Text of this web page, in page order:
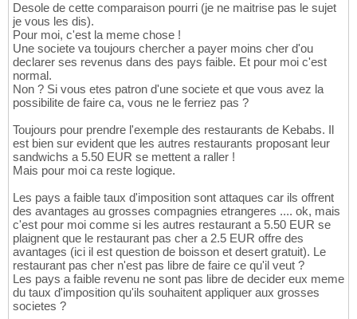
Desole de cette comparaison pourri (je ne maitrise pas le sujet
je vous les dis).
Pour moi, c'est la meme chose !
Une societe va toujours chercher a payer moins cher d'ou
declarer ses revenus dans des pays faible. Et pour moi c'est
normal.
Non ? Si vous etes patron d'une societe et que vous avez la
possibilite de faire ca, vous ne le ferriez pas ?
Toujours pour prendre l'exemple des restaurants de Kebabs. Il
est bien sur evident que les autres restaurants proposant leur
sandwichs a 5.50 EUR se mettent a raller !
Mais pour moi ca reste logique.
Les pays a faible taux d'imposition sont attaques car ils offrent
des avantages au grosses compagnies etrangeres .... ok, mais
c'est pour moi comme si les autres restaurant a 5.50 EUR se
plaignent que le restaurant pas cher a 2.5 EUR offre des
avantages (ici il est question de boisson et desert gratuit). Le
restaurant pas cher n'est pas libre de faire ce qu'il veut ?
Les pays a faible revenu ne sont pas libre de decider eux meme
du taux d'imposition qu'ils souhaitent appliquer aux grosses
societes ?